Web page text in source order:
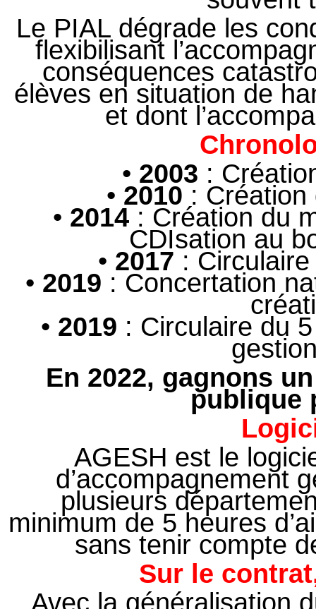
Le PIAL dégrade les
flexibilisant
conséquences
élèves en situation de
et dont
• 2003 :
• 2010 :
• 2014 : Création du
CDIsation au
• 2017 :
• 2019 : Concertation
• 2019 : Circulaire du
En 2022, gagnons
publique
AGESH est le
d’accompagnement
plusieurs
minimum de 5 heures
sans tenir compte
Sur le
Avec la généralisation